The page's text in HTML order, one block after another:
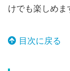
けでも楽しめま
目次に戻る